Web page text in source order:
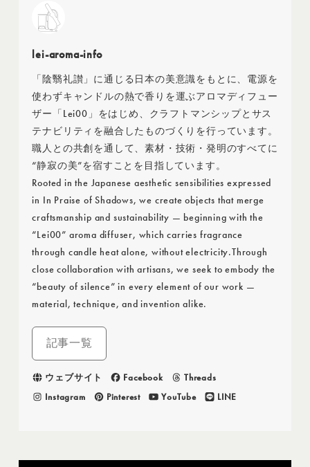
lei-aroma-info
「陰翳礼讃」に通じる日本の美意識をもとに、電源を
使わずキャンドルの熱で香りを運ぶアロマディフュー
ザー「Lei00」をはじめ、クラフトマンシップとサス
テナビリティを融合したものづくりを行っています。
職人との共創を通して、素材・技術・発明のすべてに
“静寂の美”を宿すことを目指しています。
Rooted in the Japanese aesthetic sensibilities expressed
in In Praise of Shadows, we create objects that merge
craftsmanship and sustainability — beginning with the
“Lei00” aroma diffuser, which carries fragrance
through candle heat alone, without electricity.Through
close collaboration with artisans, we seek to embody the
“beauty of silence” in every element of our work —
material, technique, and invention alike.
記事一覧
ウェブサイト Facebook
Threads
Instagram
Pinterest YouTube LINE